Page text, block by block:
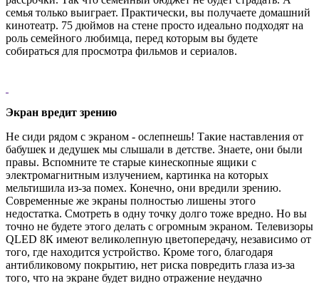
семья только выиграет. Практически, вы получаете домашний
кинотеатр. 75 дюймов на стене просто идеально подходят на
роль семейного любимца, перед которым вы будете
собираться для просмотра фильмов и сериалов.
Экран вредит зрению
Не сиди рядом с экраном - ослепнешь! Такие наставления от
бабушек и дедушек мы слышали в детстве. Знаете, они были
правы. Вспомните те старые кинескопные ящики с
электромагнитным излучением, картинка на которых
мельтишила из-за помех. Конечно, они вредили зрению.
Современные же экраны полностью лишены этого
недостатка. Смотреть в одну точку долго тоже вредно. Но вы
точно не будете этого делать с огромным экраном. Телевизоры
QLED 8К имеют великолепную цветопередачу, независимо от
того, где находится устройство. Кроме того, благодаря
антибликовому покрытию, нет риска повредить глаза из-за
того, что на экране будет видно отражение неудачно